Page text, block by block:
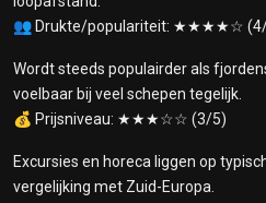
👥 Drukte/populariteit: ★★★★☆
Wordt steeds populairder als
voelbaar bij veel schepen tegelijk.
💰 Prijsniveau: ★★★☆☆ (3/5)
Excursies en horeca liggen op
vergelijking met Zuid-Europa.